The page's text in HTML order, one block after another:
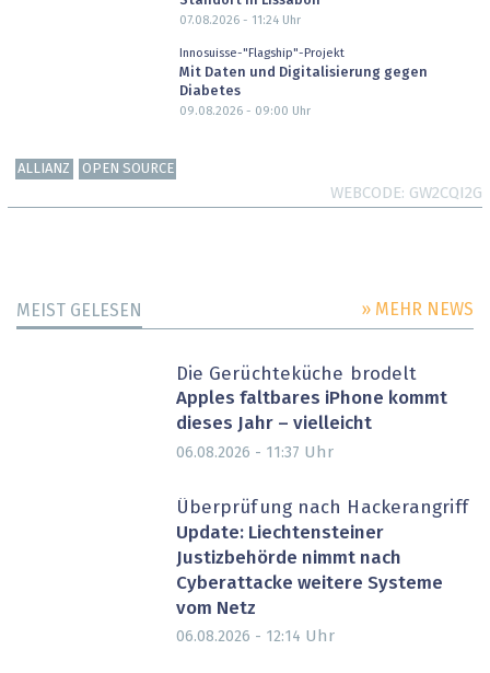
07.08.2026 - 11:24Uhr
Innosuisse-"Flagship"-Projekt
Mit Daten und Digitalisierung gegen
Diabetes
09.08.2026 - 09:00 Uhr
ALLIANZ OPEN SOURCE
WEBCODE GW2CQI2G
MEIST GELESEN » MEHR NEWS
Die Gerüchteküche brodelt
Apples faltbares iPhone kommt
dieses Jahr – vielleicht
06.08.2026 - 11:37 Uhr
Überprüfung nach Hackerangriff
Update: Liechtensteiner
Justizbehörde nimmt nach
Cyberattacke weitere Systeme
vom Netz
06.08.2026 - 12:14 Uhr